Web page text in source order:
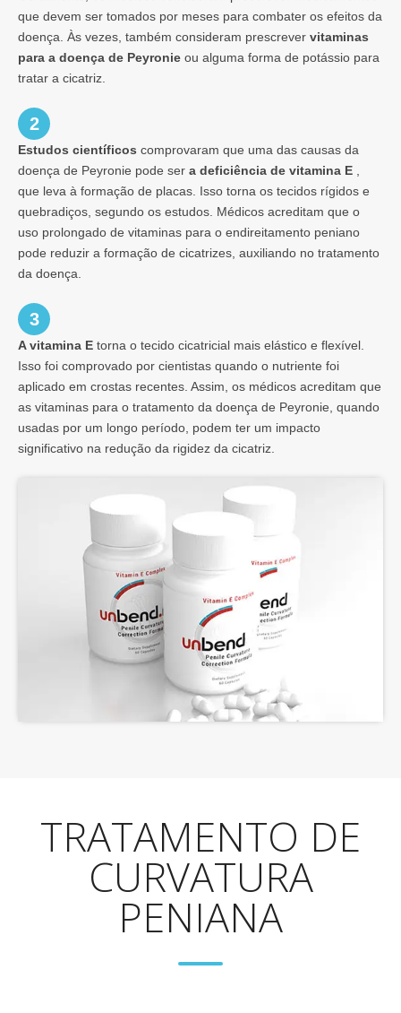
que devem ser tomados por meses para combater os efeitos da
doença. Às vezes, também consideram prescrever vitaminas
para a doença de Peyronie ou alguma forma de potássio para
tratar a cicatriz.
2
Estudos científicos comprovaram que uma das causas da
doença de Peyronie pode ser a deficiência de vitamina E
que leva à formação de placas. Isso torna os tecidos rígidos e
quebradiços, segundo os estudos. Médicos acreditam que o
uso prolongado de vitaminas para o endireitamento peniano
pode reduzir a formação de cicatrizes, auxiliando no tratamento
da doença.
3
A vitamina E torna o tecido cicatricial mais elástico e flexível.
Isso foi comprovado por cientistas quando o nutriente foi
aplicado em crostas recentes. Assim, os médicos acreditam que
as vitaminas para o tratamento da doença de Peyronie, quando
usadas por um longo período, podem ter um impacto
significativo na redução da rigidez da cicatriz.
TRATAMENTO DE
CURVATURA
PENIANA